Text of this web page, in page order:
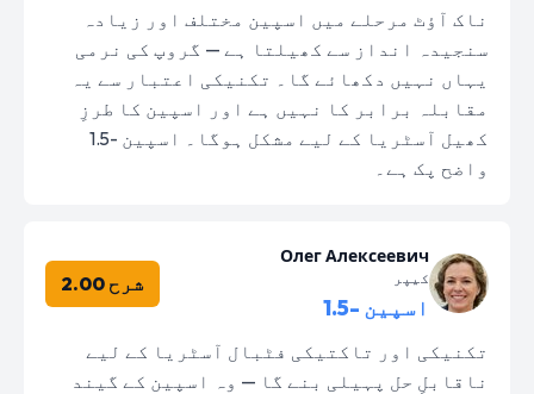
ناک آؤٹ مرحلے میں اسپین مختلف اور زیادہ
سنجیدہ انداز سے کھیلتا ہے — گروپ کی نرمی
یہاں نہیں دکھائے گا۔ تکنیکی اعتبار سے یہ
مقابلہ برابر کا نہیں ہے اور اسپین کا طرزِ
کھیل آسٹریا کے لیے مشکل ہوگا۔ اسپین -1.5
واضح پک ہے۔
Олег Алексеевич
کیپر
اسپین -1.5
شرح 2.00
تکنیکی اور تاکتیکی فٹبال آسٹریا کے لیے
ناقابلِ حل پہیلی بنے گا — وہ اسپین کے گیند